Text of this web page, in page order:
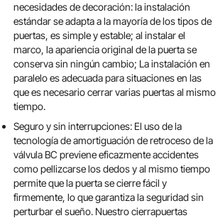
necesidades de decoración: la instalación
estándar se adapta a la mayoría de los tipos de
puertas, es simple y estable; al instalar el
marco, la apariencia original de la puerta se
conserva sin ningún cambio; La instalación en
paralelo es adecuada para situaciones en las
que es necesario cerrar varias puertas al mismo
tiempo.
Seguro y sin interrupciones: El uso de la
tecnología de amortiguación de retroceso de la
válvula BC previene eficazmente accidentes
como pellizcarse los dedos y al mismo tiempo
permite que la puerta se cierre fácil y
firmemente, lo que garantiza la seguridad sin
perturbar el sueño. Nuestro cierrapuertas